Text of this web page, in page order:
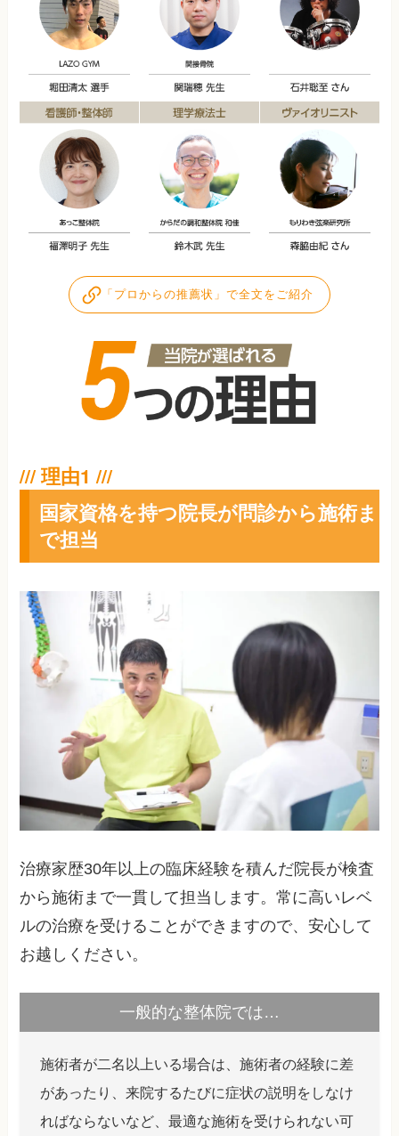
「プロからの推薦状」で全文をご紹介
国家資格を持つ院長が問診から施術ま
で担当
治療家歴30年以上の臨床経験を積んだ院長が検査
から施術まで一貫して担当します。常に高いレベ
ルの治療を受けることができますので、安心して
お越しください。
一般的な整体院では…
施術者が二名以上いる場合は、施術者の経験に差
があったり、来院するたびに症状の説明をしなけ
ればならないなど、最適な施術を受けられない可